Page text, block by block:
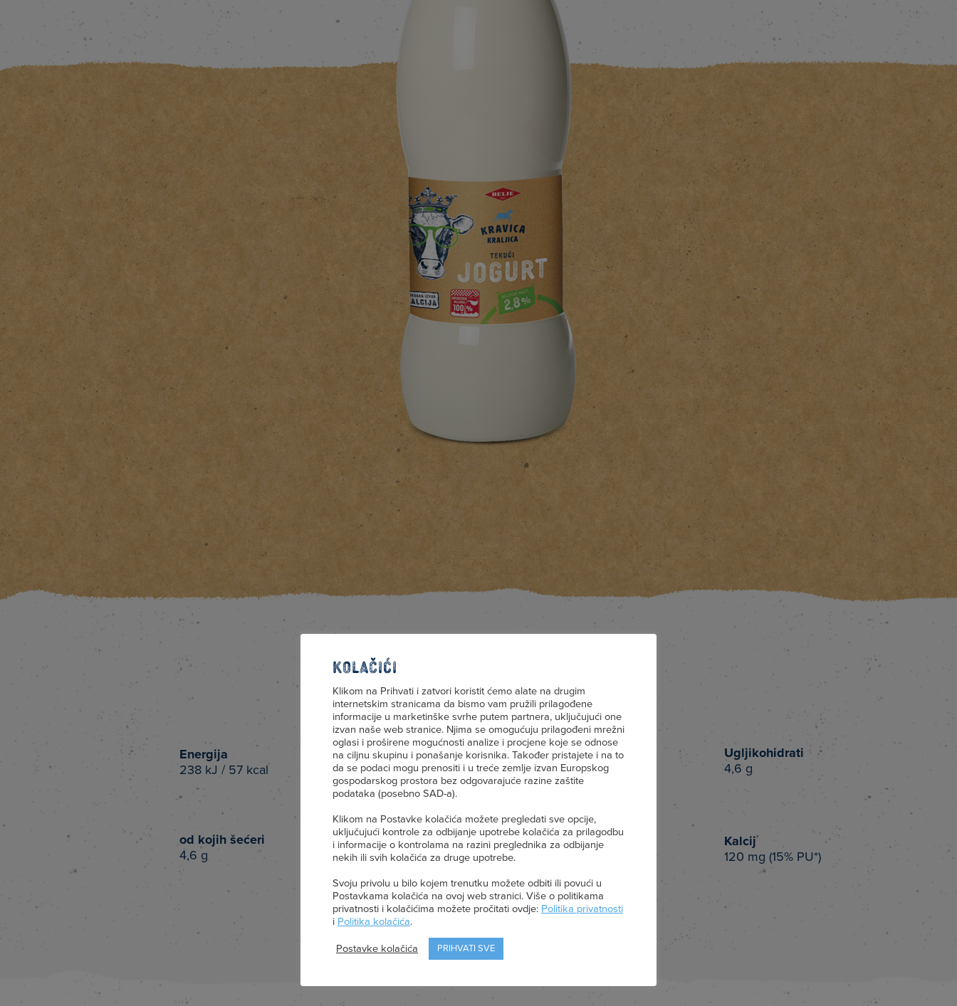
Prosječna hranjiva vrijednost
Energija
238 kJ / 57 kcal
Masti
2,8 g
od kojih zasićene
masne kiseline
1,7 g
Ugljikohidrati
4,6 g
od kojih šećeri
4,6 g
Bjelančevine
3,3 g
Sol
Kalcij
120 mg (15% PU*)
*PU = Preporučeni unos
Kolačići
Klikom na Prihvati i zatvori koristit ćemo alate na drugim
internetskim stranicama da bismo vam pružili prilagođene
informacije u marketinške svrhe putem partnera, uključujući one
izvan naše web stranice. Njima se omogućuju prilagođeni mrežni
oglasi i proširene mogućnosti analize i procjene koje se odnose
na ciljnu skupinu i ponašanje korisnika. Također pristajete i na to
da se podaci mogu prenositi i u treće zemlje izvan Europskog
gospodarskog prostora bez odgovarajuće razine zaštite
podataka (posebno SAD-a).
Klikom na Postavke kolačića možete pregledati sve opcije,
uključujući kontrole za odbijanje upotrebe kolačića za prilagodbu
i informacije o kontrolama na razini preglednika za odbijanje
nekih ili svih kolačića za druge upotrebe.
Svoju privolu u bilo kojem trenutku možete odbiti ili povući u
Postavkama kolačića na ovoj web stranici. Više o politikama
privatnosti i kolačićima možete pročitati ovdje: Politika privatnosti
i Politika kolačića.
Postavke kolačića PRIHVATI SVE